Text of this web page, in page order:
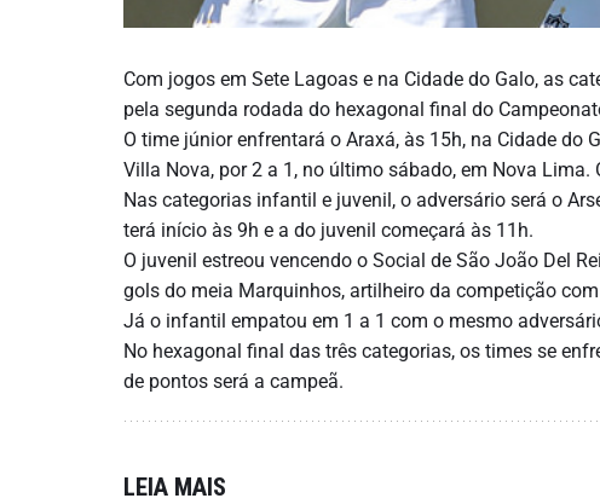
Com jogos em Sete Lagoas e na Cidade do Galo, as
pela segunda rodada do hexagonal final do
O time júnior enfrentará o Araxá, às 15h, na Cidade
Villa Nova, por 2 a 1, no último sábado, em Nova
Nas categorias infantil e juvenil, o adversário será o
terá início às 9h e a do juvenil começará às 11h.
O juvenil estreou vencendo o Social de São João Del
gols do meia Marquinhos, artilheiro da competição
Já o infantil empatou em 1 a 1 com o mesmo
No hexagonal final das três categorias, os times se
de pontos será a campeã.
LEIA MAIS